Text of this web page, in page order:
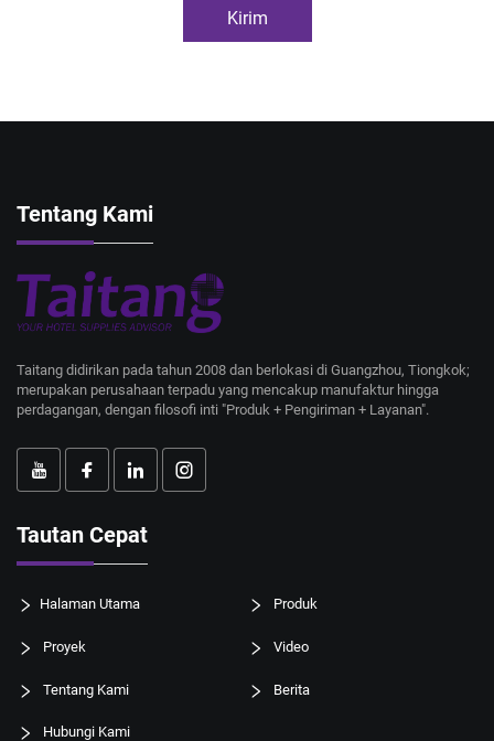
Kirim
Tentang Kami
Taitang didirikan pada tahun 2008 dan berlokasi di Guangzhou, Tiongkok;
merupakan perusahaan terpadu yang mencakup manufaktur hingga
perdagangan, dengan filosofi inti "Produk + Pengiriman + Layanan".
Tautan Cepat
Halaman Utama Produk
Proyek Video
Tentang Kami Berita
Hubungi Kami